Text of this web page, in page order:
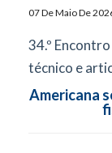
07 De Maio De
34.º
técnico e
Americana